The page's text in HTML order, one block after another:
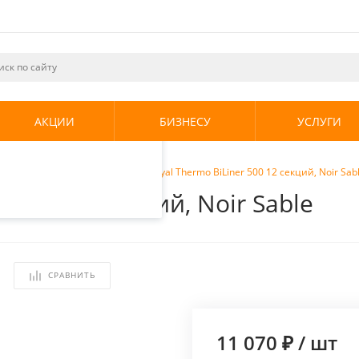
и
использования.
.
АКЦИИ БИЗНЕСУ УСЛУГИ
Радиатор Royal Thermo BiLiner 500 12 секций, Noir
500 12 секций, Noir Sable
СРАВНИТЬ
11 070 ₽/ шт